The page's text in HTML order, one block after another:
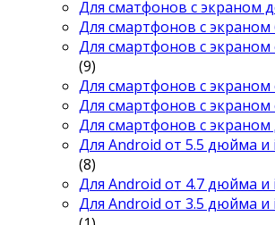
Для сматфонов с экраном
Для смартфонов с
Для смартфонов с
(9)
Для смартфонов с
Для смартфонов с
Для смартфонов с
Для Android от 5.5 дюйма и
(8)
Для Android от 4.7 дюйма и
Для Android от 3.5 дюйма и